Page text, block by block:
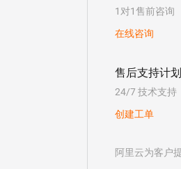
1对1售前咨询
在线咨询
售后支持计划
24/7 技术支持
创建工单
阿里云为客户